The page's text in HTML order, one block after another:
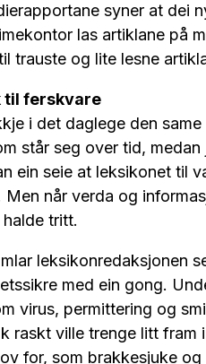
syner at dei
las artiklane på
trauste og lite lesne
til ferskvare
i det daglege den
står seg over tid,
ein seie at leksikonet til
Men når verda og
tritt.
leksikonredaksjonen
med ein gong.
virus, permittering og
raskt ville trenge litt fram
for, som brakkesjuke